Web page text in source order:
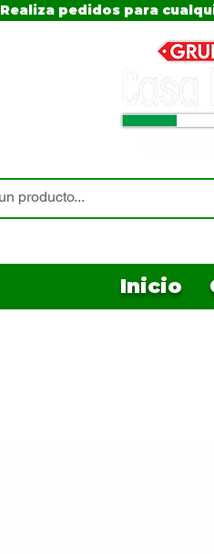
Realiza pedidos para
Inicio